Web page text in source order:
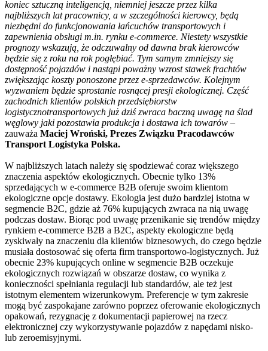
koniec sztuczną inteligencją, niemniej jeszcze przez kilka
najbliższych lat pracownicy, a w szczególności kierowcy, będą
niezbędni do funkcjonowania łańcuchów transportowych i
zapewnienia obsługi m.in. rynku e-commerce. Niestety wszystkie
prognozy wskazują, że odczuwalny od dawna brak kierowców
będzie się z roku na rok pogłębiać. Tym samym zmniejszy się
dostępność pojazdów i nastąpi poważny wzrost stawek frachtów
zwiększając koszty ponoszone przez e-sprzedawców. Kolejnym
wyzwaniem będzie sprostanie rosnącej presji ekologicznej. Część
zachodnich klientów polskich przedsiębiorstw
logistycznotransportowych już dziś zwraca baczną uwagę na ślad
węglowy jaki pozostawia produkcja i dostawa ich towarów –
zauważa Maciej Wroński, Prezes Związku Pracodawców
Transport Logistyka Polska.
W najbliższych latach należy się spodziewać coraz większego
znaczenia aspektów ekologicznych. Obecnie tylko 13%
sprzedających w e-commerce B2B oferuje swoim klientom
ekologiczne opcje dostawy. Ekologia jest dużo bardziej istotna w
segmencie B2C, gdzie aż 76% kupujących zwraca na nią uwagę
podczas dostaw. Biorąc pod uwagę przenikanie się trendów między
rynkiem e-commerce B2B a B2C, aspekty ekologiczne będą
zyskiwały na znaczeniu dla klientów biznesowych, do czego będzie
musiała dostosować się oferta firm transportowo-logistycznych. Już
obecnie 23% kupujących online w segmencie B2B oczekuje
ekologicznych rozwiązań w obszarze dostaw, co wynika z
konieczności spełniania regulacji lub standardów, ale też jest
istotnym elementem wizerunkowym. Preferencje w tym zakresie
mogą być zaspokajane zarówno poprzez oferowanie ekologicznych
opakowań, rezygnację z dokumentacji papierowej na rzecz
elektronicznej czy wykorzystywanie pojazdów z napędami nisko-
lub zeroemisyjnymi.